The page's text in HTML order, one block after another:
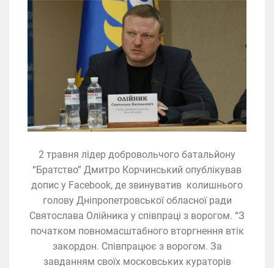
2 травня лідер добровольчого батальйону
“Братство” Дмитро Корчинський опублікував
допис у Facebook, де звинуватив колишнього
голову Дніпропетровської обласної ради
Святослава Олійника у співпраці з ворогом. “З
початком повномасштабного вторгнення втік
закордон. Співпрацює з ворогом. За
завданням своїх московських кураторів